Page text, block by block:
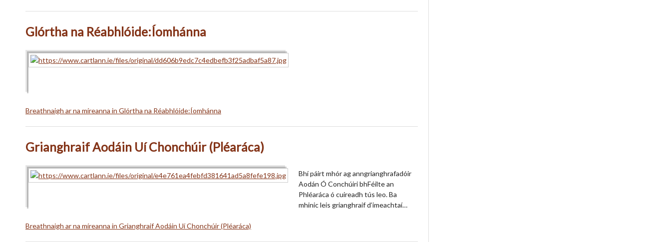
Glórtha na Réabhlóide:Íomhánna
Breathnaigh ar na míreanna in Glórtha na Réabhlóide:Íomhánna
Grianghraif Aodáin Uí Chonchúir (Pléaráca)
Bhí páirt mhór ag anngrianghrafadóir
Aodán Ó Conchúiri bhFéilte an
Phléaráca ó cuireadh tús leo. Ba
mhinic leis grianghraif d’imeachtaí…
Breathnaigh ar na míreanna in Grianghraif Aodáin Uí Chonchúir (Pléaráca)